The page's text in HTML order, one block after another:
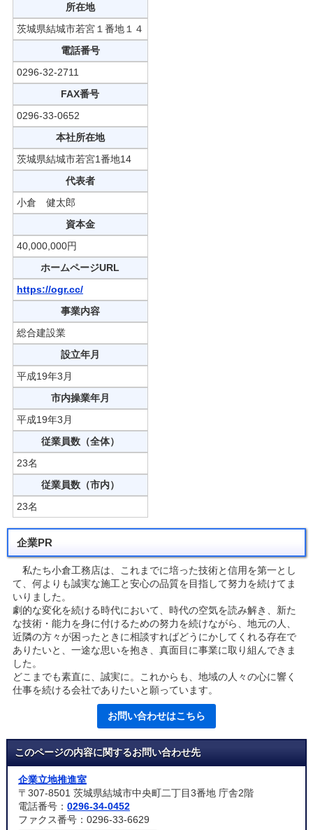
所在地
茨城県結城市若宮１番地１４
電話番号
0296-32-2711
FAX番号
0296-33-0652
本社所在地
茨城県結城市若宮1番地14
代表者
小倉 健太郎
資本金
40,000,000円
ホームページURL
https://ogr.cc/
事業内容
総合建設業
設立年月
平成19年3月
市内操業年月
平成19年3月
従業員数（全体）
23名
従業員数（市内）
23名
企業PR
私たち小倉工務店は、これまでに培った技術と信用を第一とし
て、何よりも誠実な施工と安心の品質を目指して努力を続けてま
いりました。
劇的な変化を続ける時代において、時代の空気を読み解き、新た
な技術・能力を身に付けるための努力を続けながら、地元の人、
近隣の方々が困ったときに相談すればどうにかしてくれる存在で
ありたいと、一途な思いを抱き、真面目に事業に取り組んできま
した。
どこまでも素直に、誠実に。これからも、地域の人々の心に響く
仕事を続ける会社でありたいと願っています。
お問い合わせはこちら
このページの内容に関するお問い合わせ先
企業立地推進室
〒307-8501 茨城県結城市中央町二丁目3番地 庁舎2階
電話番号： 0296-34-0452
ファクス番号：0296-33-6629